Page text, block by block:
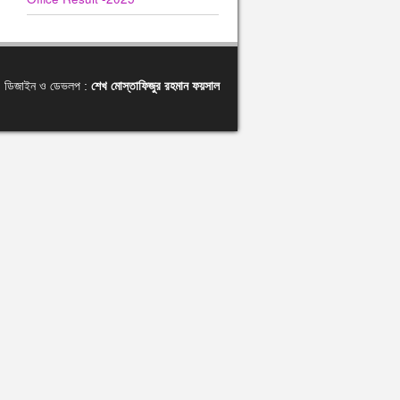
ডিজাইন ও ডেভলপ : শেখ মোস্তাফিজুর রহমান ফয়সাল